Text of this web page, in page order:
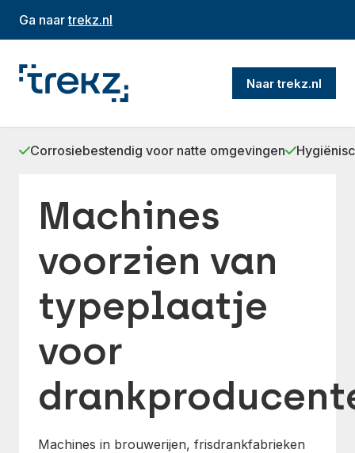
Ga naartrekz.nl
Naar trekz.nl
Corrosiebestendig voor natte omgevingen
Machines
voorzien van
typeplaatje
voor
Machines in brouwerijen, frisdrankfabrieken